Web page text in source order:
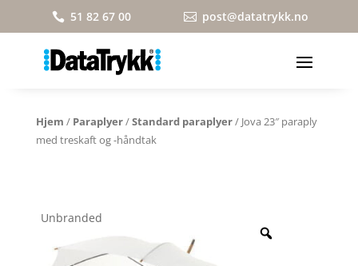
 51 82 67 00  post@datatrykk.no
Hjem / Paraplyer/Standard paraplyer/ Jova 23″ paraply
med treskaft og -håndtak
Unbranded